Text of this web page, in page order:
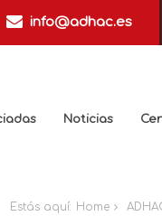
info@adhac.es
Noticias
Estás aquí: Home